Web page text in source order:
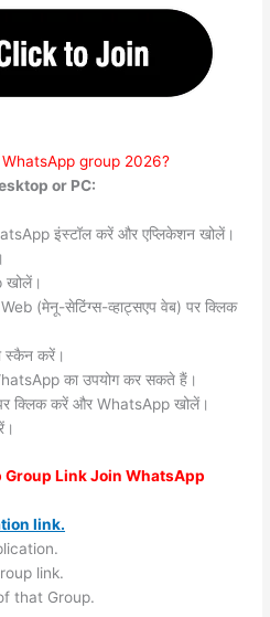
group 2026?
or PC:
इंस्टॉल करें और एप्लिकेशन खोलें।
खोलें।
(मेनू-सेटिंग्स-व्हाट्सएप वेब) पर क्लिक
स्कैन करें।
का उपयोग कर सकते हैं।
क्लिक करें और WhatsApp खोलें।
Link Join WhatsApp
link.
link.
that Group.